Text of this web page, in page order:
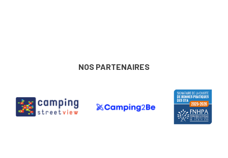
NOS PARTENAIRES